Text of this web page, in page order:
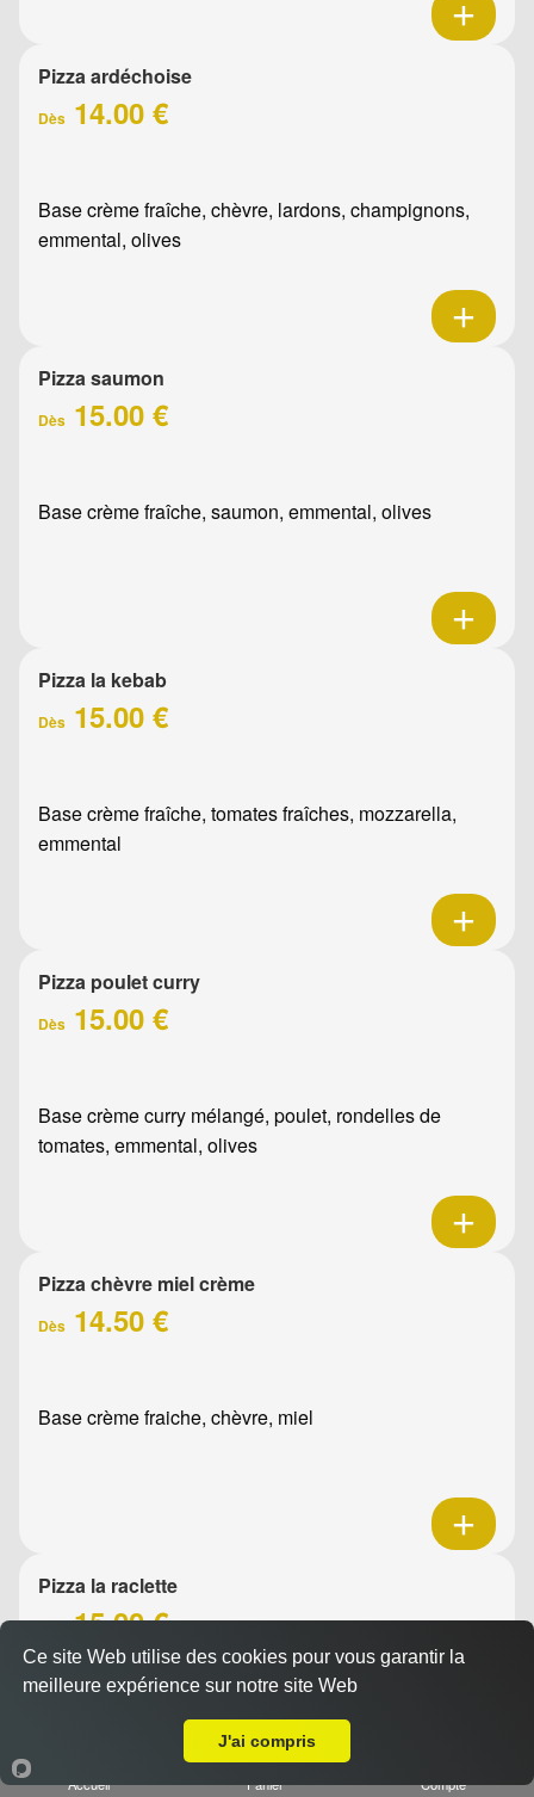
Pizza ardéchoise
Dès 14.00 €
Base crème fraîche, chèvre, lardons, champignons,
emmental, olives
Pizza saumon
Dès 15.00 €
Base crème fraîche, saumon, emmental, olives
Pizza la kebab
Dès 15.00 €
Base crème fraîche, tomates fraîches, mozzarella,
emmental
Pizza poulet curry
Dès 15.00 €
Base crème curry mélangé, poulet, rondelles de
tomates, emmental, olives
Pizza chèvre miel crème
Dès 14.50 €
Base crème fraiche, chèvre, miel
Pizza la raclette
Dès15.00 €
Base crème fraîche, raclette, jambon, oignons confits,
Accueil Panier Compte
Ce site Web utilise des cookies pour vous garantir la
meilleure expérience sur notre site Web
J'ai compris